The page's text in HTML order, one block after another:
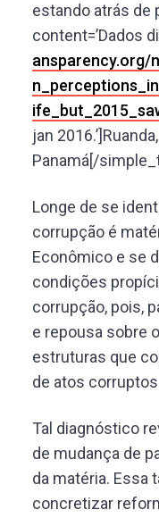
estando atrás de
content=’Dados
jan
Panamá[/
Longe de se
corrupção é
Econômico e se
condições
corrupção, pois,
e repousa sobre
estruturas que
de atos
Tal diagnóstico
de mudança de
da matéria. Essa
concretizar